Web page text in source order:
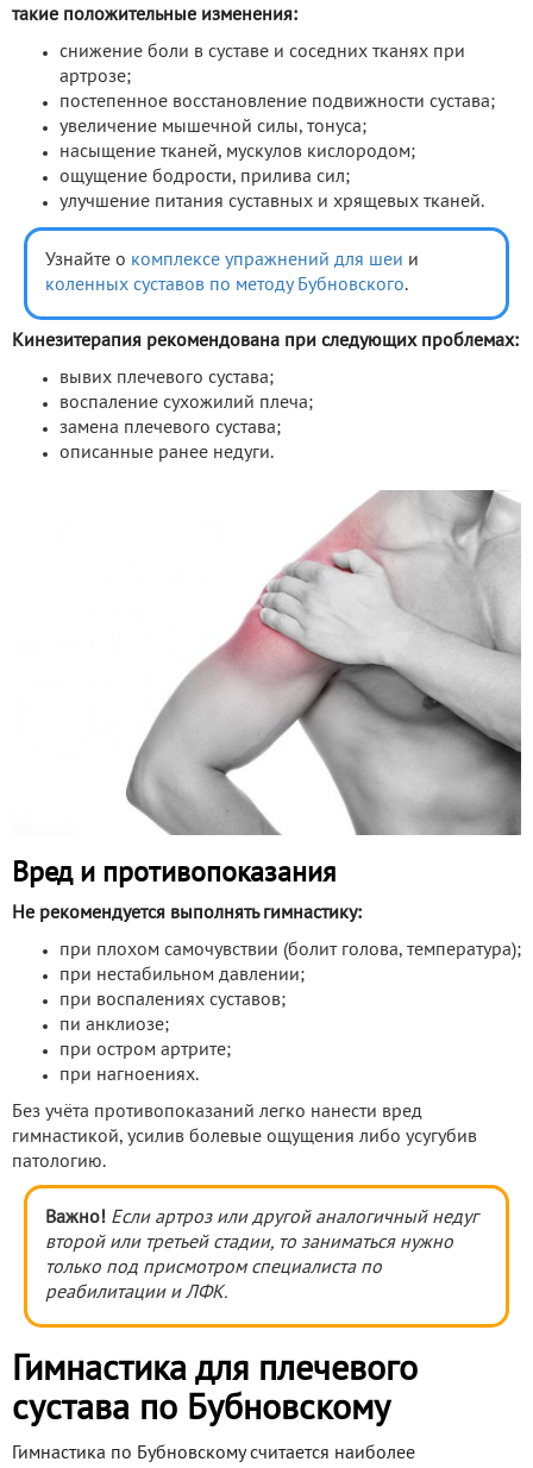
такие положительные изменения:
снижение боли в суставе и соседних тканях при
артрозе;
постепенное восстановление подвижности сустава;
увеличение мышечной силы, тонуса;
насыщение тканей, мускулов кислородом;
ощущение бодрости, прилива сил;
улучшение питания суставных и хрящевых тканей.
Узнайте о комплексе упражнений для шеи и
коленных суставов по методу Бубновского.
Кинезитерапия рекомендована при следующих проблемах:
вывих плечевого сустава;
воспаление сухожилий плеча;
замена плечевого сустава;
описанные ранее недуги.
Вред и противопоказания
Не рекомендуется выполнять гимнастику:
при плохом самочувствии (болит голова, температура);
при нестабильном давлении;
при воспалениях суставов;
пи анклиозе;
при остром артрите;
при нагноениях.
Без учёта противопоказаний легко нанести вред
гимнастикой, усилив болевые ощущения либо усугубив
патологию.
Важно! Если артроз или другой аналогичный недуг
второй или третьей стадии, то заниматься нужно
только под присмотром специалиста по
реабилитации и ЛФК.
Гимнастика для плечевого
сустава по Бубновскому
Гимнастика по Бубновскому считается наиболее